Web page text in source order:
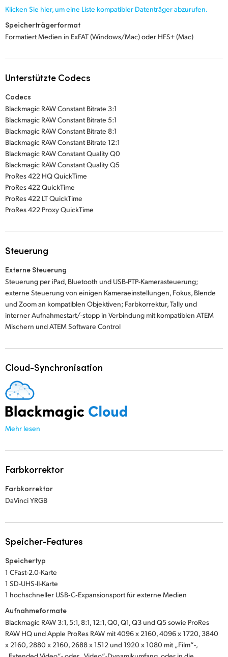
Klicken Sie hier, um eine Liste kompatibler Datenträger abzurufen.
Speicherträgerformat
Formatiert Medien in ExFAT (Windows/Mac) oder HFS+ (Mac)
Unterstützte Codecs
Codecs
Blackmagic RAW Constant Bitrate 3:1
Blackmagic RAW Constant Bitrate 5:1
Blackmagic RAW Constant Bitrate 8:1
Blackmagic RAW Constant Bitrate 12:1
Blackmagic RAW Constant Quality Q0
Blackmagic RAW Constant Quality Q5
ProRes 422 HQ QuickTime
ProRes 422 QuickTime
ProRes 422 LT QuickTime
ProRes 422 Proxy QuickTime
Steuerung
Externe Steuerung
Steuerung per iPad, Bluetooth und USB-PTP-Kamerasteuerung;
externe Steuerung von einigen Kameraeinstellungen, Fokus, Blende
und Zoom an kompatiblen Objektiven; Farbkorrektur, Tally und
interner Aufnahmestart/-stopp in Verbindung mit kompatiblen ATEM
Mischern und ATEM Software Control
Cloud-Synchronisation
Mehr lesen
Farbkorrektor
Farbkorrektor
DaVinci YRGB
Speicher-Features
Speichertyp
1 CFast-2.0-Karte
1 SD-UHS-II-Karte
1 hochschneller USB‑C‑Expansionsport für externe Medien
Aufnahmeformate
Blackmagic RAW 3:1, 5:1, 8:1, 12:1, Q0, Q1, Q3 und Q5 sowie ProRes
RAW HQ und Apple ProRes RAW mit 4096 x 2160, 4096 x 1720, 3840
x 2160, 2880 x 2160, 2688 x 1512 und 1920 x 1080 mit „Film“-,